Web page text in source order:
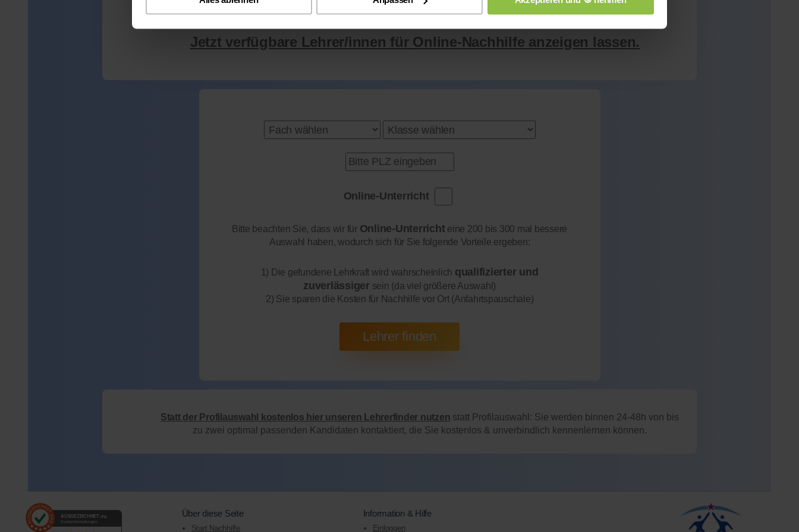
Jetzt verfügbare Lehrer/innen für Online-Nachhilfe anzeigen lassen.
Online-Unterricht
Bitte beachten Sie, dass wir für Online-Unterrichteine 200 bis 300 mal bessere
Auswahl haben, wodurch sich für Sie folgende Vorteile ergeben:
1) Die gefundene Lehrkraft wird wahrscheinlich qualifizierter und
zuverlässigersein (da viel größere Auswahl)
2) Sie sparen die Kosten für Nachhilfe vor Ort (Anfahrtspauschale)
Statt der Profilauswahl kostenlos hier unseren Lehrerfinder nutzen statt Profilauswahl: Sie werden binnen 24-48h von bis
zu zwei optimal passenden Kandidaten kontaktiert, die Sie kostenlos & unverbindlich kennenlernen können.
AUSGEZEICHNET .org
Kundenbewertungen
Über diese Seite
Start Nachhilfe
Information & Hilfe
Einloggen